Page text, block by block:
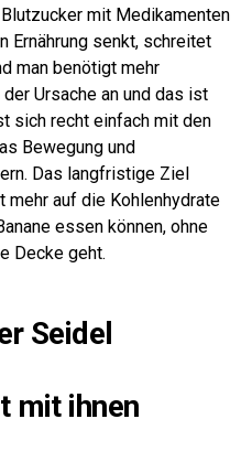
mit Medikamenten
Ernährung senkt, schreitet
man benötigt mehr
Ursache an und das ist
sich recht einfach mit den
Bewegung und
Das langfristige Ziel
mehr auf die Kohlenhydrate
essen können, ohne
Decke geht.
Seidel
mit ihnen